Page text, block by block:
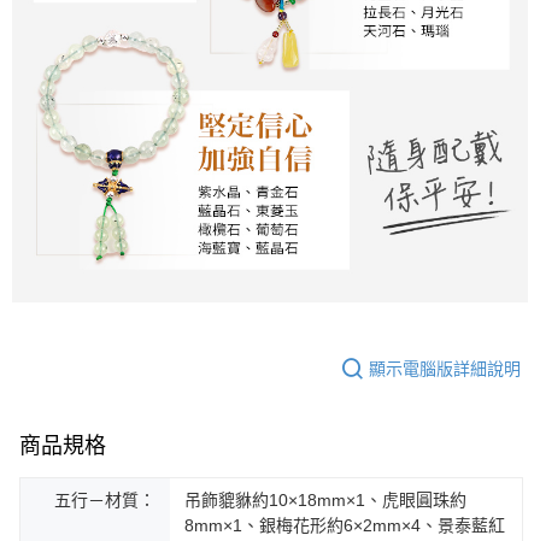
顯示電腦版詳細說明
商品規格
五行－材質：
吊飾貔貅約10×18mm×1、虎眼圓珠約
8mm×1、銀梅花形約6×2mm×4、景泰藍紅